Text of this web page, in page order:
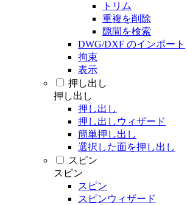
トリム
重複を削除
隙間を検索
DWG/DXF のインポート
拘束
表示
押し出し
押し出し
押し出し
押し出しウィザード
簡単押し出し
選択した面を押し出し
スピン
スピン
スピン
スピンウィザード